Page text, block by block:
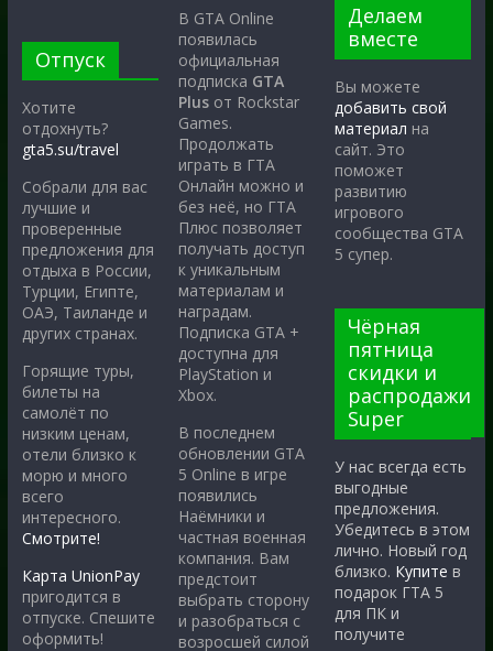
Отпуск
Хотите
отдохнуть?
gta5.su/travel
Собрали для вас
лучшие и
проверенные
предложения для
отдыха в России,
Турции, Египте,
ОАЭ, Таиланде и
других странах.
Горящие туры,
билеты на
самолёт по
низким ценам,
отели близко к
морю и много
всего
интересного.
Смотрите!
Карта UnionPay
пригодится в
отпуске. Спешите
оформить!
В GTA Online
появилась
официальная
подписка GTA
Plus от Rockstar
Games.
Продолжать
играть в ГТА
Онлайн можно и
без неё, но ГТА
Плюс позволяет
получать доступ
к уникальным
материалам и
наградам.
Подписка GTA +
доступна для
PlayStation и
Xbox.
В последнем
обновлении GTA
5 Online в игре
появились
Наёмники и
частная военная
компания. Вам
предстоит
выбрать сторону
и разобраться с
возросшей силой
Делаем
вместе
Вы можете
добавить свой
материал на
сайт. Это
поможет
развитию
игрового
сообщества GTA
5 супер.
Чёрная
пятница
скидки и
распродажи
Super
У нас всегда есть
выгодные
предложения.
Убедитесь в этом
лично. Новый год
близко. Купите в
подарок ГТА 5
для ПК и
получите